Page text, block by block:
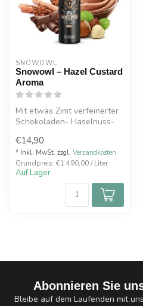
SNOWOWL
Snowowl – Hazel Custard
Aroma
Mit etwas Zimt verfeinerter
Schokoladen- Haselnuss-
Aroma Fl...
€14,90
* Inkl. MwSt. zzgl. Versandkosten
Grundpreis: €1.490,00 / Liter
Auf Lager
Abonnieren Sie
Bleibe auf dem Laufenden mit